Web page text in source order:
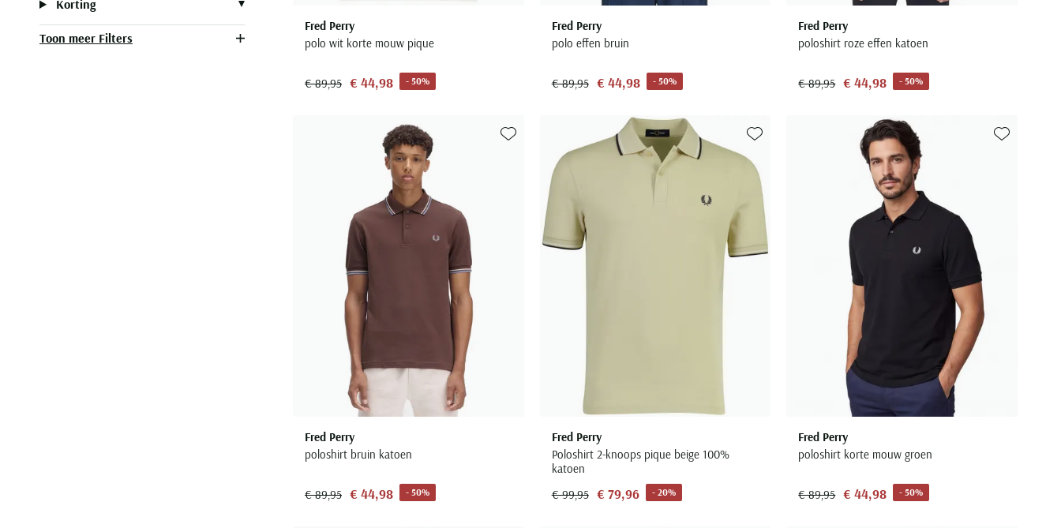
Korting
Toon meer Filters
Fred Perry
polo wit korte mouw pique
€ 89,95 € 44,98 - 50%
Fred Perry
polo effen bruin
€ 89,95 € 44,98 - 50%
Fred Perry
poloshirt roze effen katoen
€ 89,95 € 44,98 - 50%
Fred Perry
poloshirt bruin katoen
€ 89,95 € 44,98 - 50%
Toevoegen aan favorieten
Fred Perry
Poloshirt 2-knoops pique beige 100%
katoen
€ 99,95 € 79,96 - 20%
Toevoegen aan favorieten
Fred Perry
poloshirt korte mouw groen
€ 89,95 € 44,98 - 50%